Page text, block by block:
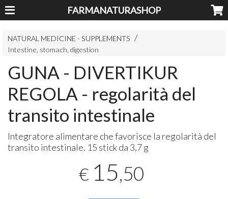
FARMANATURASHOP
NATURAL MEDICINE - SUPPLEMENTS
Intestine, stomach, digestion
GUNA - DIVERTIKUR
REGOLA - regolarità del
transito intestinale
Integratore alimentare che favorisce la regolarità del
transito intestinale. 15 stick da 3,7 g
€ 15,50